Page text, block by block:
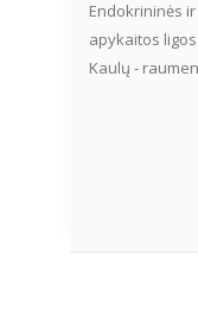
Endokrininės
apykaitos ligos
Kaulų -